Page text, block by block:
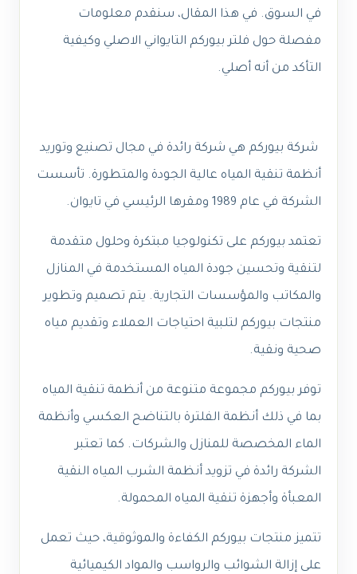
في السوق. في هذا المقال، سنقدم معلومات
مفصلة حول فلتر بيوركم التايواني الاصلي وكيفية
التأكد من أنه أصلي.
شركة بيوركم هي شركة رائدة في مجال تصنيع وتوريد
أنظمة تنقية المياه عالية الجودة والمتطورة. تأسست
الشركة في عام 1989 ومقرها الرئيسي في تايوان.
تعتمد بيوركم على تكنولوجيا مبتكرة وحلول متقدمة
لتنقية وتحسين جودة المياه المستخدمة في المنازل
والمكاتب والمؤسسات التجارية. يتم تصميم وتطوير
منتجات بيوركم لتلبية احتياجات العملاء وتقديم مياه
صحية ونقية.
توفر بيوركم مجموعة متنوعة من أنظمة تنقية المياه
بما في ذلك أنظمة الفلترة بالتناضح العكسي وأنظمة
الماء المخصصة للمنازل والشركات. كما تعتبر
الشركة رائدة في تزويد أنظمة الشرب المياه النقية
المعبأة وأجهزة تنقية المياه المحمولة.
تتميز منتجات بيوركم الكفاءة والموثوقية، حيث تعمل
على إزالة الشوائب والرواسب والمواد الكيميائية